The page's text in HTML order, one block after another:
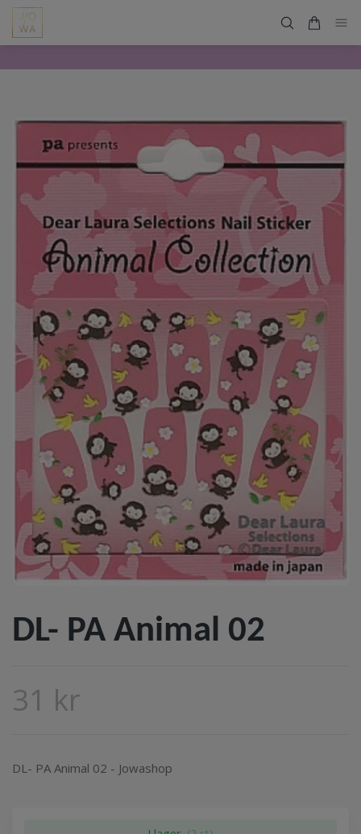
DL- PA Animal 02
31 kr
DL- PA Animal 02 - Jowashop